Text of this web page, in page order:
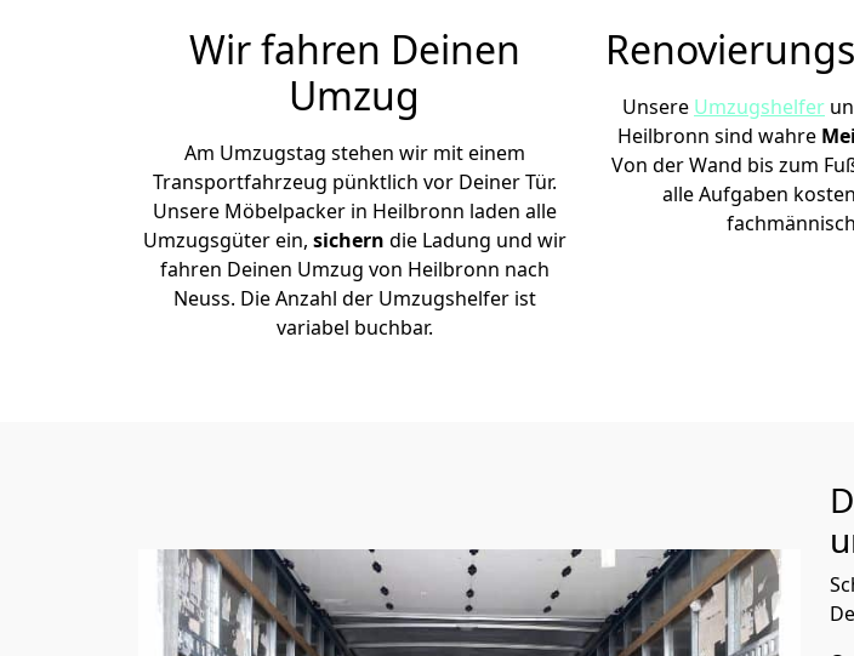
Wir fahren Deinen
Umzug
Am Umzugstag stehen wir mit einem
Transportfahrzeug pünktlich vor Deiner Tür.
Unsere Möbelpacker in Heilbronn laden alle
Umzugsgüter ein, sichern die Ladung und wir
fahren Deinen Umzug von Heilbronn nach
Neuss. Die Anzahl der Umzugshelfer ist
variabel buchbar.
Unsere Umzugshelfer
Heilbronn sind wahre
Von der Wand bis zum
alle Aufgaben